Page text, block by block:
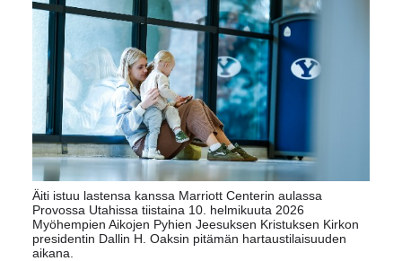
Äiti istuu lastensa kanssa Marriott Centerin aulassa
Provossa Utahissa tiistaina 10. helmikuuta 2026
Myöhempien Aikojen Pyhien Jeesuksen Kristuksen Kirkon
presidentin Dallin H. Oaksin pitämän hartaustilaisuuden
aikana.